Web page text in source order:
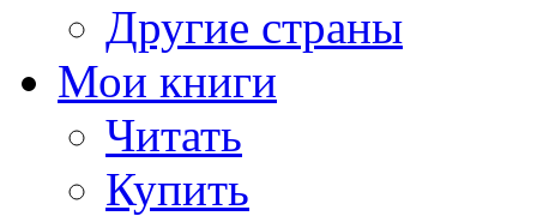
Другие страны
Мои книги
Читать
Купить